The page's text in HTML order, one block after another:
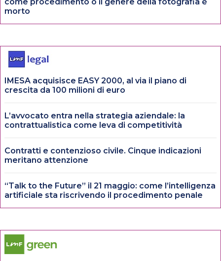
morto
IMESA acquisisce EASY 2000, al via il piano di
crescita da 100 milioni di euro
L’avvocato entra nella strategia aziendale: la
contrattualistica come leva di competitività
Contratti e contenzioso civile. Cinque indicazioni
meritano attenzione
“Talk to the Future” il 21 maggio: come l’intelligenza
artificiale sta riscrivendo il procedimento penale